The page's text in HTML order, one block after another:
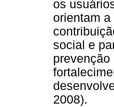
os
orientam
social e
2008).